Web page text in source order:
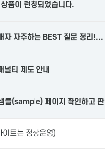
품이 런칭되었습니다.
자 자주하는 BEST 질문 정리!...
널티 제도 안내
플(sample) 페이지 확인하고
트는 정상운영)